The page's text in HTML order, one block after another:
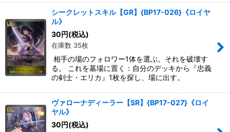
シークレットスキル【GR】{BP17-026}《ロイヤ
ル》
30円(税込)
在庫数 35枚
相手の場のフォロワー1体を選ぶ。それを破壊す
る。 これを墓場に置く：自分のデッキから『忠義
の剣士・エリカ』1枚を探し、場に出す。
ヴァローナディーラー【SR】{BP17-027}《ロイ
ヤル》
30円(税込)